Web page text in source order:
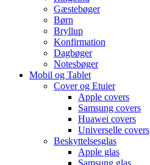
Gæstebøger
Børn
Bryllup
Konfirmation
Dagbøger
Notesbøger
Mobil og Tablet
Cover og Etuier
Apple covers
Samsung covers
Huawei covers
Universelle covers
Beskyttelsesglas
Apple glas
Samsung glas